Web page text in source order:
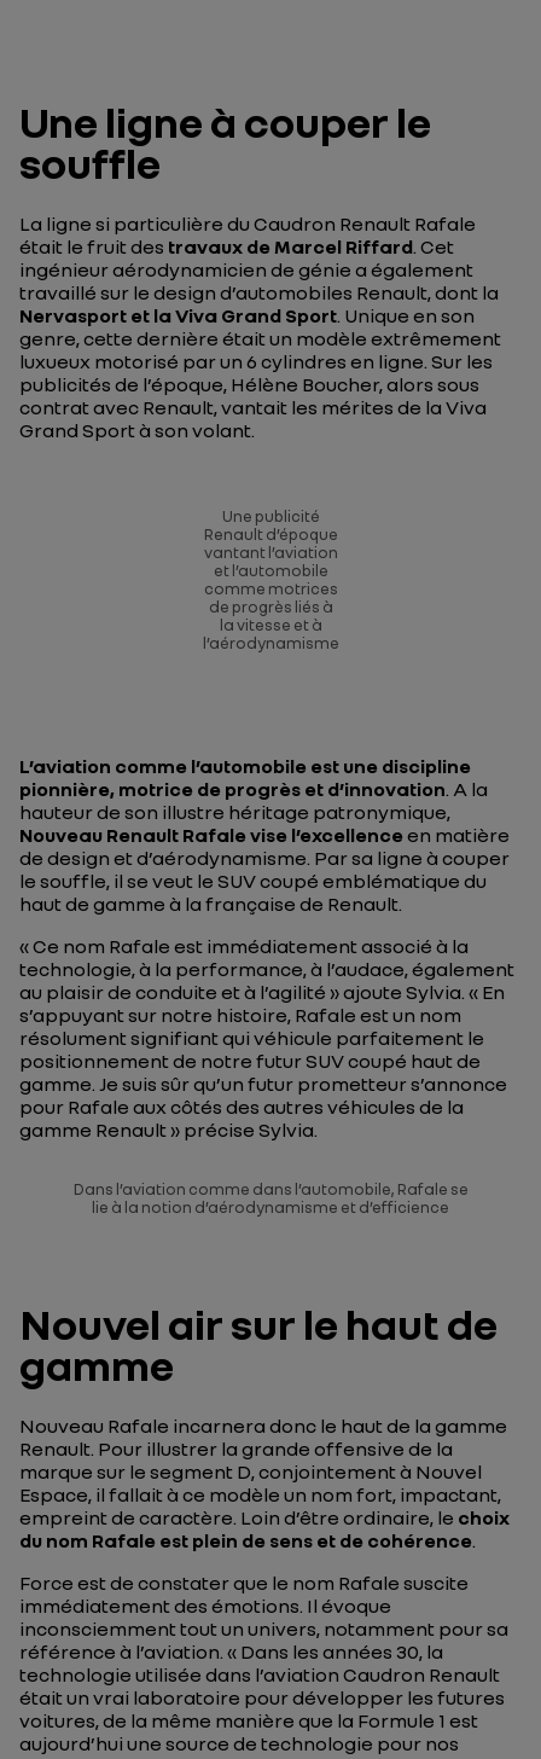
Une ligne à couper le
souffle
La ligne si particulière du Caudron Renault Rafale
était le fruit des travaux de Marcel Riffard. Cet
ingénieur aérodynamicien de génie a également
travaillé sur le design d’automobiles Renault, dont la
Nervasport et la Viva Grand Sport. Unique en son
genre, cette dernière était un modèle extrêmement
luxueux motorisé par un 6 cylindres en ligne. Sur les
publicités de l’époque, Hélène Boucher, alors sous
contrat avec Renault, vantait les mérites de la Viva
Grand Sport à son volant.
Une publicité
Renault d’époque
vantant l’aviation
et l’automobile
comme motrices
de progrès liés à
la vitesse et à
l’aérodynamisme
L’aviation comme l’automobile est une discipline
pionnière, motrice de progrès et d’innovation. A la
hauteur de son illustre héritage patronymique,
Nouveau Renault Rafale vise l’excellence en matière
de design et d’aérodynamisme. Par sa ligne à couper
le souffle, il se veut le SUV coupé emblématique du
haut de gamme à la française de Renault.
«Ce nom Rafale est immédiatement associé à la
technologie, à la performance, à l’audace, également
au plaisir de conduite et à l’agilité » ajoute Sylvia. « En
s’appuyant sur notre histoire, Rafale est un nom
résolument signifiant qui véhicule parfaitement le
positionnement de notre futur SUV coupé haut de
gamme. Je suis sûr qu’un futur prometteur s’annonce
pour Rafale aux côtés des autres véhicules de la
gamme Renault» précise Sylvia.
Dans l’aviation comme dans l’automobile, Rafale se
lie à la notion d’aérodynamisme et d’efficience
Nouvel air sur le haut de
gamme
Nouveau Rafale incarnera donc le haut de la gamme
Renault. Pour illustrer la grande offensive de la
marque sur le segment D, conjointement à Nouvel
Espace, il fallait à ce modèle un nom fort, impactant,
empreint de caractère. Loin d’être ordinaire, le choix
du nom Rafale est plein de sens et de cohérence.
Force est de constater que le nom Rafale suscite
immédiatement des émotions. Il évoque
inconsciemment tout un univers, notamment pour sa
référence à l’aviation. « Dans les années 30, la
technologie utilisée dans l’aviation Caudron Renault
était un vrai laboratoire pour développer les futures
voitures, de la même manière que la Formule 1 est
aujourd’hui une source de technologie pour nos